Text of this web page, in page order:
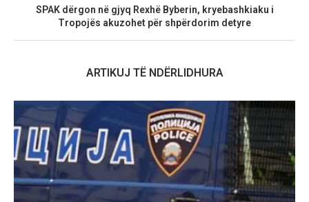
SPAK dërgon në gjyq Rexhë Byberin, kryebashkiaku i
Tropojës akuzohet për shpërdorim detyre
ARTIKUJ TË NDËRLIDHURA